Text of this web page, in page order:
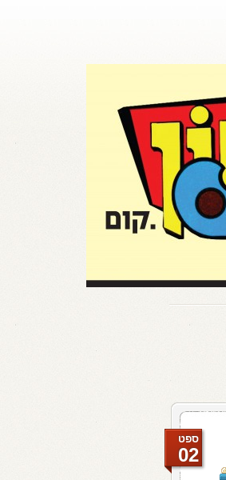
ספט
02